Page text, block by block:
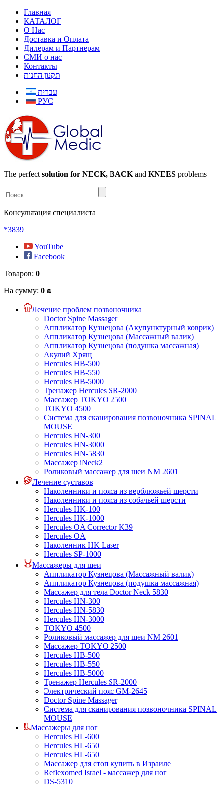
Главная
КАТАЛОГ
О Нас
Доставка и Оплата
Дилерам и Партнерам
СМИ о нас
Контакты
תקנון החנות
עברית
РУС
The perfect solution for NECK, BACK and KNEES problems
Консультация специалиста
*3839
YouTube
Facebook
Товаров: 0
На сумму: 0 ₪
Лечение проблем позвоночника
Doctor Spine Massager
Аппликатор Кузнецова (Акупунктурный коврик)
Аппликатор Кузнецова (Массажный валик)
Аппликатор Кузнецова (подушка массажная)
Акулий Хрящ
Hercules HB-500
Hercules HB-550
Hercules HB-5000
Тренажер Hercules SR-2000
Массажер TOKYO 2500
TOKYO 4500
Система для сканирования позвоночника SPINAL
MOUSE
Hercules HN-300
Hercules HN-3000
Hercules HN-5830
Массажер iNeck2
Роликовый массажер для шеи NM 2601
Лечение суставов
Наколенники и пояса из верблюжьей шерсти
Наколенники и пояса из собачьей шерсти
Hercules HK-100
Hercules HK-1000
Hercules OA Corrector K39
Hercules OA
Наколенник HK Laser
Hercules SP-1000
Массажеры для шеи
Аппликатор Кузнецова (Массажный валик)
Аппликатор Кузнецова (подушка массажная)
Массажер для тела Doctor Neck 5830
Hercules HN-300
Hercules HN-5830
Hercules HN-3000
TOKYO 4500
Роликовый массажер для шеи NM 2601
Массажер TOKYO 2500
Hercules HB-500
Hercules HB-550
Hercules HB-5000
Тренажер Hercules SR-2000
Электрический пояс GM-2645
Doctor Spine Massager
Система для сканирования позвоночника SPINAL
MOUSE
Массажеры для ног
Hercules HL-600
Hercules HL-650
Hercules HL-650
Массажер для стоп купить в Израиле
Reflexomed Israel - массажер для ног
DS-5310